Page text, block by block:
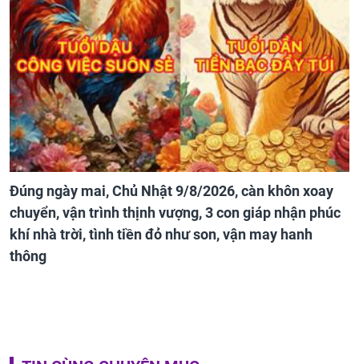
Đúng ngày mai, Chủ Nhật 9/8/2026, càn khôn xoay
chuyển, vận trình thịnh vượng, 3 con giáp nhận phúc
khí nhà trời, tình tiền đỏ như son, vận may hanh
thông